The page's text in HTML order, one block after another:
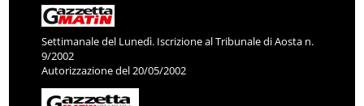
Settimanale del Lunedì. Iscrizione al Tribunale di Aosta n.
9/2002
Autorizzazione del 20/05/2002